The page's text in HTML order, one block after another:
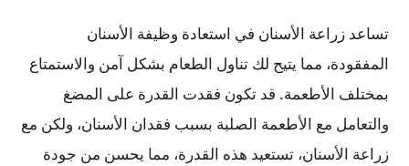
تساعد زراعة الأسنان في استعادة وظيفة الأسنان
المفقودة، مما يتيح لك تناول الطعام بشكل آمن والاستمتاع
بمختلف الأطعمة. قد تكون فقدت القدرة على المضغ
والتعامل مع الأطعمة الصلبة بسبب فقدان الأسنان، ولكن مع
زراعة الأسنان، تستعيد هذه القدرة، مما يحسن من جودة